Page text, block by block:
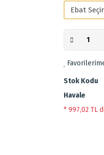
Stok Kodu
Havale
* 997,02 TL